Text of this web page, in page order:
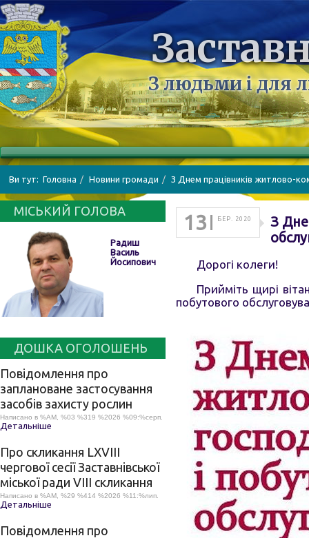
З людьми і для
Ви тут: Головна Новини громади З Днем працівників житлово-
МІСЬКИЙ ГОЛОВА
Радиш
Василь
Йосипович
ДОШКА ОГОЛОШЕНЬ
Повідомлення про
заплановане застосування
засобів захисту рослин
Написано в %AM, %03 %319 %2026 %09:%серп.
Детальніше
Про скликання LХVІІІ
чергової сесії Заставнівської
міської ради VIII скликання
Написано в %AM, %29 %414 %2026 %11:%лип.
Детальніше
Повідомлення про
13 БЕР. 2020
З
Дорогі колеги!
Прийміть щирі
побутового